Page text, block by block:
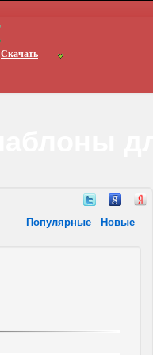
Скачать
Популярные Новые